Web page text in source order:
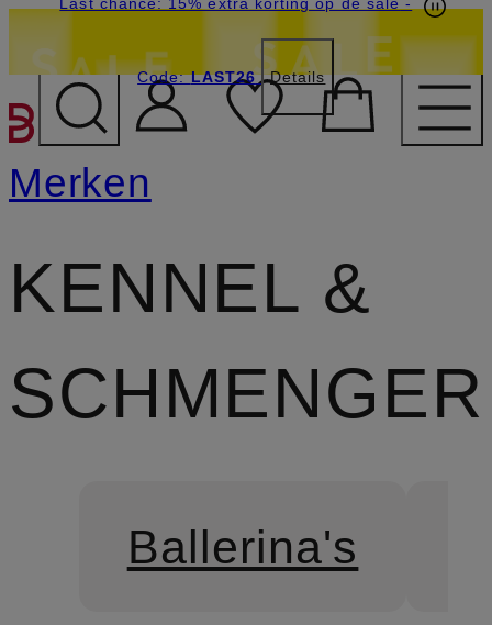
GA NAAR
Code:LAST26 Details
Merken
KENNEL &
SCHMENGER
Ballerina's